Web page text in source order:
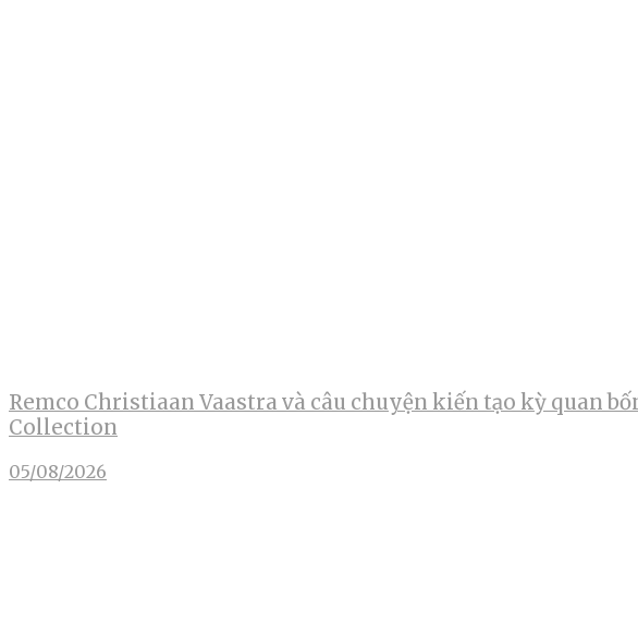
Remco Christiaan Vaastra và câu chuyện kiến tạo kỳ quan
Collection
05/08/2026